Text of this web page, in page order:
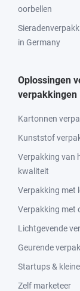
oorbellen
in Germany
Oplossingen
verpakkingen
Kartonnen
Kunststof
Verpakking van
kwaliteit
Verpakking met
Verpakking met
Lichtgevende
Geurende
Startups &
Zelf marketeer